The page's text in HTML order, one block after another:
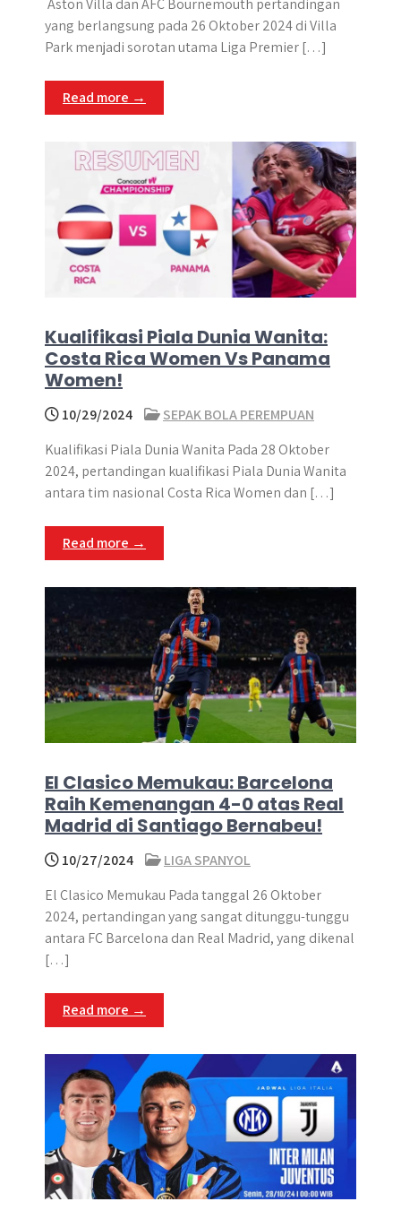
Aston Villa dan AFC Bournemouth ​pertandingan
yang berlangsung pada 26 Oktober 2024 di Villa
Park menjadi sorotan utama Liga Premier […]
Read more →
Kualifikasi Piala Dunia Wanita:
Costa Rica Women Vs Panama
Women!
10/29/2024
SEPAK BOLA PEREMPUAN
Kualifikasi Piala Dunia Wanita Pada 28 Oktober
2024, pertandingan kualifikasi Piala Dunia Wanita
antara tim nasional Costa Rica Women dan […]
Read more →
El Clasico Memukau: Barcelona
Raih Kemenangan 4-0 atas Real
Madrid di Santiago Bernabeu!
10/27/2024
LIGA SPANYOL
El Clasico Memukau Pada tanggal 26 Oktober
2024, pertandingan yang sangat ditunggu-tunggu
antara FC Barcelona dan Real Madrid, yang dikenal
[…]
Read more →